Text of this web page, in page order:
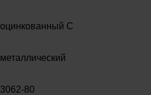
оцинкованный С
металлический
3062-80